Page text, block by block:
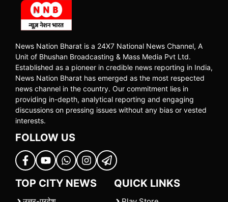
News Nation Bharat is a 24X7 National News Channel, A
Unit of Bhushan Broadcasting & Mass Media Pvt Ltd.
Established as a pioneer in credible news reporting in India,
News Nation Bharat has emerged as the most respected
news channel in the country. Our commitment lies in
providing in-depth, analytical reporting and engaging
discussions on pressing issues without any bias or vested
interests.
FOLLOW US
TOP CITY NEWS QUICK LINKS